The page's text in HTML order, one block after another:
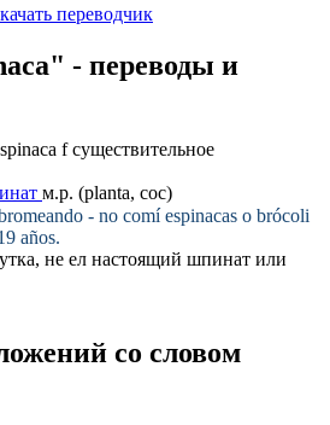
- переводы и
f существительное
м.р. (planta, coc)
- no comíespinacas o brócoli
años.
не ел настоящий шпинат или
со словом